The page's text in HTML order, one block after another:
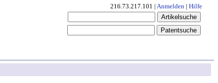
216.73.217.101 | Anmelden | Hilfe